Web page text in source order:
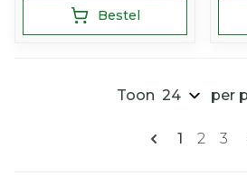
Bestel
U lees
1 2 3
Toon per